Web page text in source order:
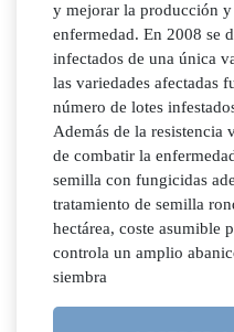
y mejorar la producción
enfermedad. En 2008 se
infectados de una única
las variedades afectadas
número de lotes
Además de la resistencia
de combatir la
semilla con fungicidas
tratamiento de semilla
hectárea, coste asumible
controla un amplio
siembra